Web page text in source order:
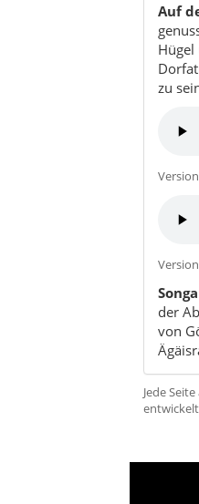
Auf
Hügel
zu
der
von
Jede